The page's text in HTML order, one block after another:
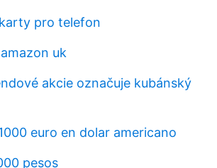
pro telefon
uk
akcie označuje kubánský
euro en dolar americano
pesos